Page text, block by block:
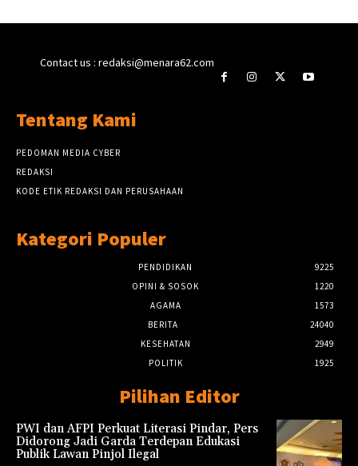
Contact us : redaksi@menara62.com
Tentang Kami
PEDOMAN MEDIA CYBER
REDAKSI
KODE ETIK REDAKSI DAN PERUSAHAAN
Kategori Populer
PENDIDIKAN
9225
OPINI & SOSOK
1220
AGAMA
1573
BERITA
24040
KESEHATAN
2949
POLITIK
1925
Pilihan Editor
PWI dan AFPI Perkuat Literasi Pindar, Pers
Didorong Jadi Garda Terdepan Edukasi
Publik Lawan Pinjol Ilegal